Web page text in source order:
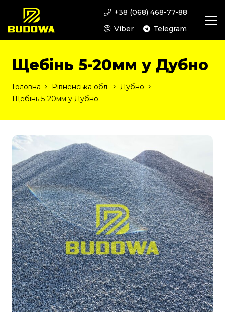
+38 (068) 468-77-88
Viber
Telegram
Щебінь 5-20мм у Дубно
Головна Рівненська обл.
Дубно
Щебінь 5-20мм у Дубно